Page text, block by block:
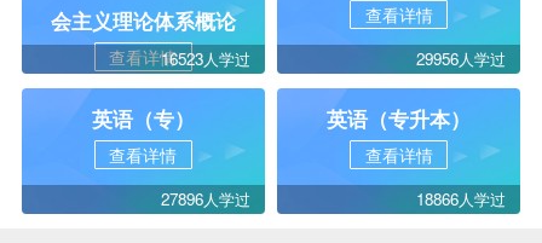
会主义理论体系概论
查看详情16523人学过
查看详情
29956人学过
英语（专）
查看详情
27896人学过
英语（专升本）
查看详情
18866人学过